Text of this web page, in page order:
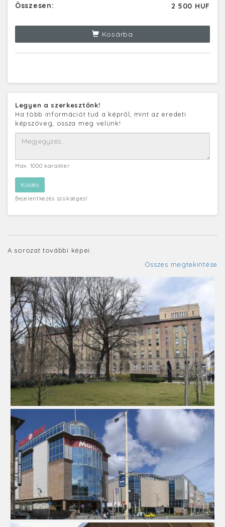
Összesen: 2 500 HUF
Kosárba
Legyen a szerkesztőnk!
Ha több információt tud a képről, mint az eredeti
képszöveg, ossza meg velünk!
Max. 1000 karakter
Bejelentkezés szükséges!
A sorozat további képei:
Összes megtekintése